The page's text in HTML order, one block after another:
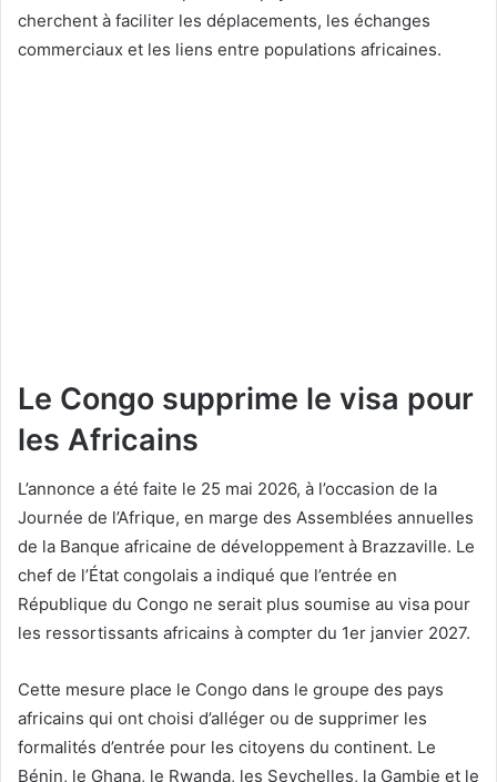
cherchent à faciliter les déplacements, les échanges
commerciaux et les liens entre populations africaines.
Le Congo supprime le visa pour
les Africains
L’annonce a été faite le 25 mai 2026, à l’occasion de la
Journée de l’Afrique, en marge des Assemblées annuelles
de la Banque africaine de développement à Brazzaville. Le
chef de l’État congolais a indiqué que l’entrée en
République du Congo ne serait plus soumise au visa pour
les ressortissants africains à compter du 1er janvier 2027.
Cette mesure place le Congo dans le groupe des pays
africains qui ont choisi d’alléger ou de supprimer les
formalités d’entrée pour les citoyens du continent. Le
Bénin, le Ghana, le Rwanda, les Seychelles, la Gambie et le